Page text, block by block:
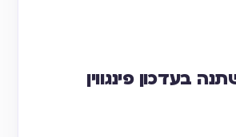
בעדכון פינגווין